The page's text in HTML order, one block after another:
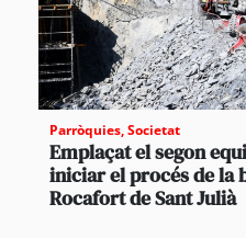
Parròquies,Societat
Emplaçat el segon
iniciar el procés de la
Rocafort de Sant Julià